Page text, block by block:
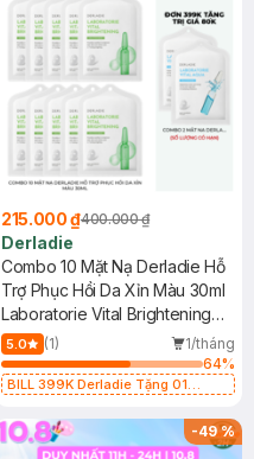
215.000 ₫400.000 ₫
Derladie
Combo 10 Mặt Nạ Derladie Hỗ
Trợ Phục Hồi Da Xỉn Màu 30ml
Laboratorie Vital Brightening
Solution Mask
5.0 (1)
1/tháng
64%
BILL 399K Derladie Tặng 01
Hồi Da Khô 30ml (SL có hạn)-49%